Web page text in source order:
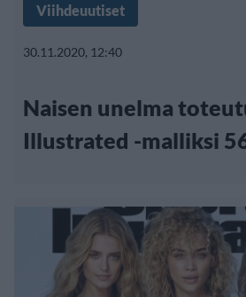
Viihdeuutiset
30.11.2020, 12:40
Naisen unelma
Illustrated -malliksi